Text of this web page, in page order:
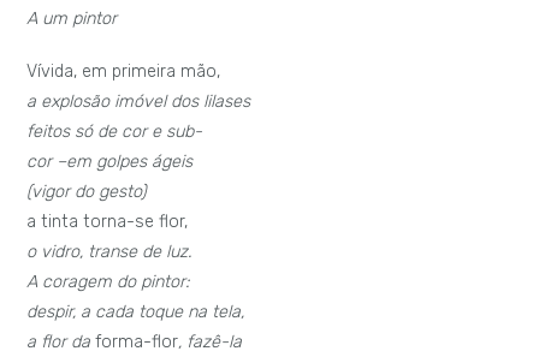
A um pintor
Vívida, em primeira mão,
a explosão imóvel dos lilases
feitos só de cor e sub-
cor –em golpes ágeis
(vigor do gesto)
a tinta torna-se flor,
o vidro, transe de luz.
A coragem do pintor:
despir, a cada toque na tela,
a flor daforma-flor, fazê-la